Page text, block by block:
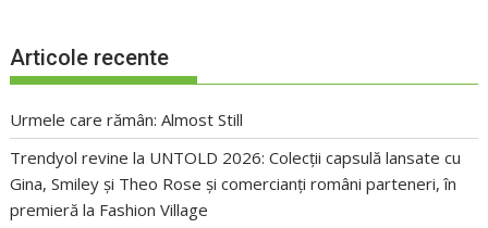
Articole recente
Urmele care rămân: Almost Still
Trendyol revine la UNTOLD 2026: Colecții capsulă lansate cu
Gina, Smiley și Theo Rose și comercianți români parteneri, în
premieră la Fashion Village